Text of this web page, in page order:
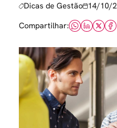
Dicas de Gestão 14/10/
Compartilhar: